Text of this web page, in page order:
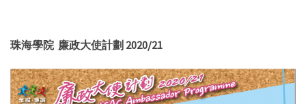
珠海學院 廉政大使計劃 2020/21